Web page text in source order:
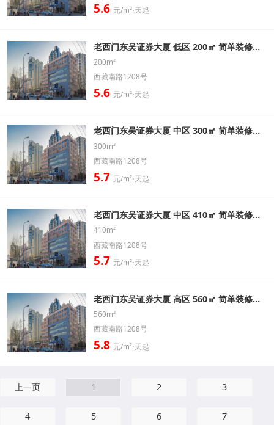
5.6 元/m²⋅天起
老西门东吴证券大厦 低区 200㎡ 简单装修办公室出租信息
200m²
西藏南路1208号
5.6 元/m²⋅天起
老西门东吴证券大厦 中区 300㎡ 简单装修办公室出租信息
300m²
西藏南路1208号
5.7 元/m²⋅天起
老西门东吴证券大厦 中区 410㎡ 简单装修办公室出租信息
410m²
西藏南路1208号
5.7 元/m²⋅天起
老西门东吴证券大厦 高区 560㎡ 简单装修办公室出租信息
560m²
西藏南路1208号
5.8 元/m²⋅天起
上一页 1 2 3
4 5 6 7